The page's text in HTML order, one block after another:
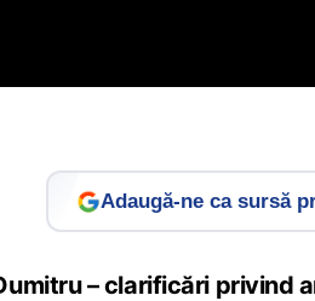
Adaugă-ne ca sursă
– clarificări privind